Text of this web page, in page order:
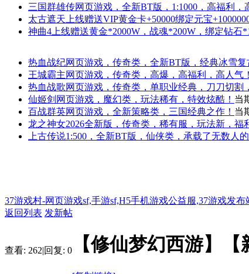
三国群雄传网页游戏，全新BT版，1:1000，高福利，
太古遮天 上线赠送VIP黄金卡+50000绑定元宝
神曲4 上线赠送黄金*2000W，战魂*200W，绑定钻石
热血战纪网页游戏，传奇类，全新BT版，经典冰雪复
王城霸主网页游戏，传奇类，高爆，高福利，高人气！
热血战歌网页游戏，传奇类，单职业经典，刀刀切割
仙姬剑 网页游戏，魔幻类，玩法稀有，特效炫酷！ 当
百战群英网页游戏，全新策略类，三国经典之作！ 当
龙之神女2026全新版，传奇类，稀有服，玩法新，福
上古传说1:500，全新BT版，仙侠类，承载了无数人
37游戏村-网页游戏sf,手游sf,H5手机游戏公益服,37游戏发布
返回列表 发新帖
查看: 262|回复: 0 【修仙梦幻西游】